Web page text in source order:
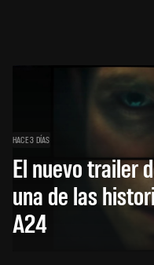
HACE 3 DÍAS
El nuevo trailer
una de las
A24